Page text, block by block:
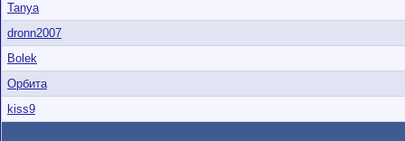
Tanya
dronn2007
Bolek
Орбита
kiss9